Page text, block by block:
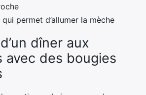
permet d’allumer la mèche
dîner aux
avec des bougies